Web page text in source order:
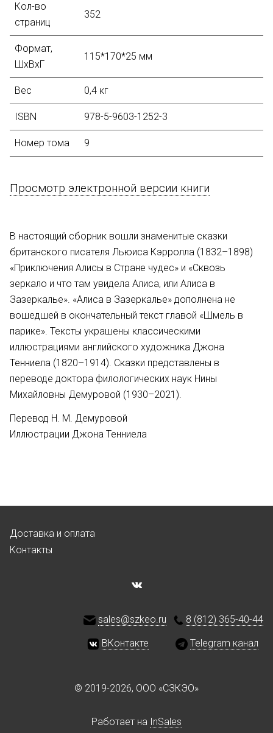
Кол-во
страниц
352
Формат,
ШхВхГ
115*170*25 мм
Вес 0,4 кг
ISBN 978-5-9603-1252-3
Номер тома 9
Просмотр электронной версии книги
В настоящий сборник вошли знаменитые сказки
британского писателя Льюиса Кэрролла (1832–1898)
«Приключения Алисы в Стране чудес» и «Сквозь
зеркало и что там увидела Алиса, или Алиса в
Зазеркалье». «Алиса в Зазеркалье» дополнена не
вошедшей в окончательный текст главой «Шмель в
парике». Тексты украшены классическими
иллюстрациями английского художника Джона
Тенниела (1820–1914). Сказки представлены в
переводе доктора филологических наук Нины
Михайловны Демуровой (1930–2021).
Перевод Н. М. Демуровой
Иллюстрации Джона Тенниела
Доставка и оплата
Контакты
sales@szkeo.ru 8 (812) 365-40-44
ВКонтакте Telegram канал
© 2019-2026, ООО «СЗКЭО»
Работает на InSales